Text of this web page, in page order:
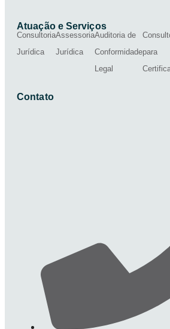
Atuação e Serviços
Consultoria
Jurídica
Assessoria
Jurídica
Auditoria de
Conformidade
Legal
para
Contato